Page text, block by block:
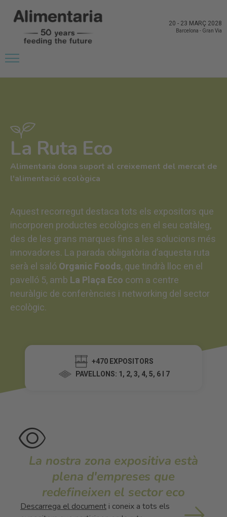
20 - 23 MARÇ 2028
Barcelona - Gran Via
La Ruta Eco
Alimentaria dona suport al creixement del mercat de
l'alimentació ecològica
Aquest recorregut destaca tots els expositors que
incorporen productes ecològics en el seu catàleg,
des de les grans marques fins a les solucions més
innovadores. La parada obligatòria d’aquesta ruta
serà el salóOrganic Foods, que tindrà lloc en el
pavelló 5, amb La Plaça Eco com a centre
neuràlgic de conferències i networking del sector
ecològic.
+470 EXPOSITORS
PAVELLONS: 1, 2, 3, 4, 5, 6 I 7
La nostra zona expositiva està
plena d'empreses que
redefineixen el sector eco
Descarrega el document i coneix a tots els